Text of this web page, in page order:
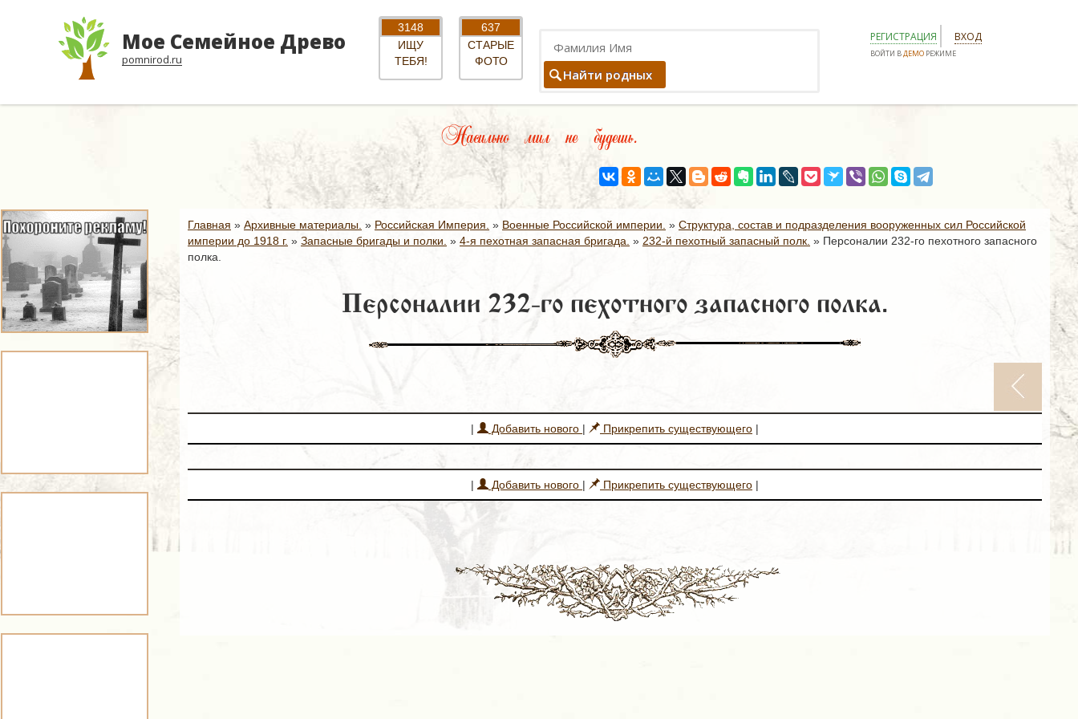
Мое Семейное Древо
pomnirod.ru
3148
ИЩУ
ТЕБЯ!
637
СТАРЫЕ
ФОТО
Найти родных
РЕГИСТРАЦИЯ ВХОД
ВОЙТИ ВДЕМО РЕЖИМЕ
Насильно мил не будешь.
Главная » Архивные материалы. » Российская Империя. » Военные Российской империи. » Структура, состав и подразделения вооруженных сил Российской
империи до 1918 г. » Запасные бригады и полки. » 4-я пехотная запасная бригада. » 232-й пехотный запасный полк. » Персоналии 232-го пехотного запасного
полка.
Персоналии 232-го пехотного запасного полка.
| Добавить нового | Прикрепить существующего |
| Добавить нового | Прикрепить существующего |